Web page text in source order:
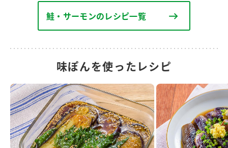
鮭・サーモンのレシピ一覧
味ぽんを使ったレシピ